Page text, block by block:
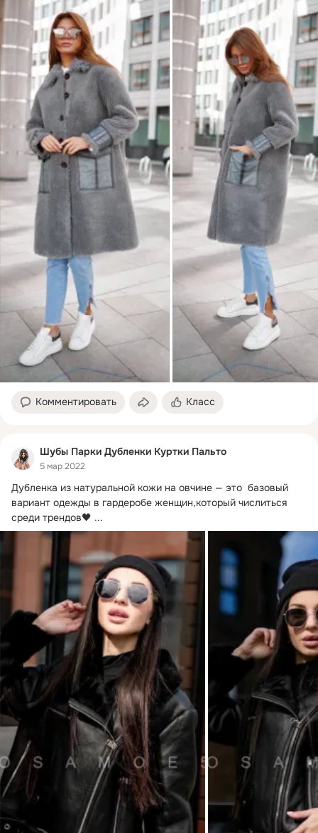
Комментировать Класс
Шубы Парки Дубленки Куртки Пальто
5 мар 2022
Дубленка из натуральной кожи на овчине — это  базовый
вариант одежды в гардеробе женщин,который числиться
среди трендов🖤 ...